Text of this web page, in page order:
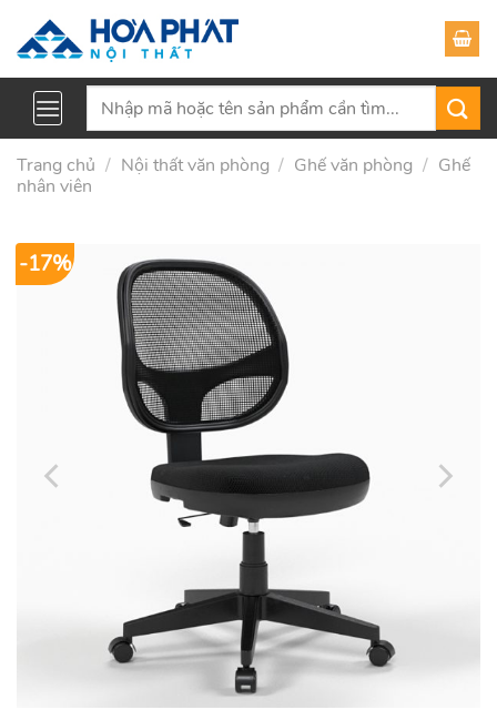
Tìm
Trang chủ / Nội thất văn phòng / Ghế văn phòng / Ghế
nhân viên
-17%